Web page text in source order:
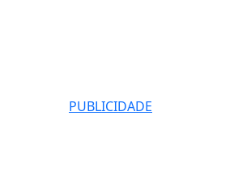
PUBLICIDADE